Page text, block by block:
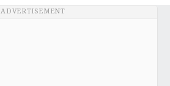
ADVERTISEMENT